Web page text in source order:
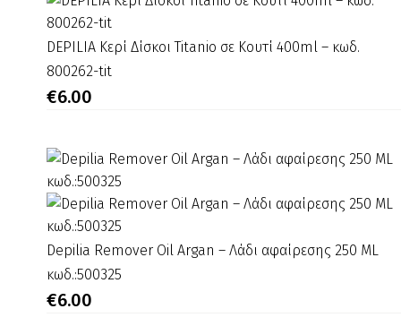
DEPILIA
Κερί
Δίσκοι
Κουτί
400ml
–
κωδ.
800262-
tit
DEPILIA Κερί Δίσκοι Titanio σε Κουτί 400ml – κωδ.
800262-tit
€6.00
Depilia
Remover
Oil
Depilia Remover Oil Argan – Λάδι αφαίρεσης 250 ML
κωδ.:500325
€6.00